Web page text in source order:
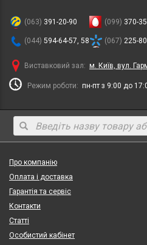
(063) 391-20-90
(044) 594-64-57, 58
(099) 370-
(067) 225-
Виставковий зал: м. Київ, вул.
Режим роботи: пн-пт з 9:00 до
Про компанію
Оплата і доставка
Гарантія та сервіс
Контакти
Статті
Особистий кабінет